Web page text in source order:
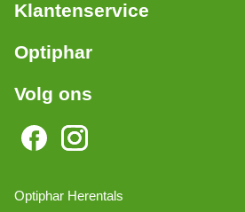
Klantenservice
Optiphar
Volg ons
Optiphar Herentals